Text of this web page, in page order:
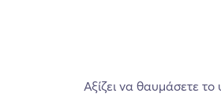
Αξίζει να θαυμάσετε